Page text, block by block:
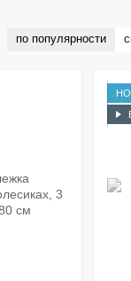
по популярности